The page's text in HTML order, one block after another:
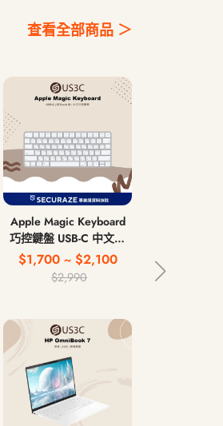
查看全部商品 ＞
Apple Magic Keyboard
巧控鍵盤 USB-C 中文注
音鍵盤 無線藍牙鍵盤
$1,700 ~ $2,100
$2,990